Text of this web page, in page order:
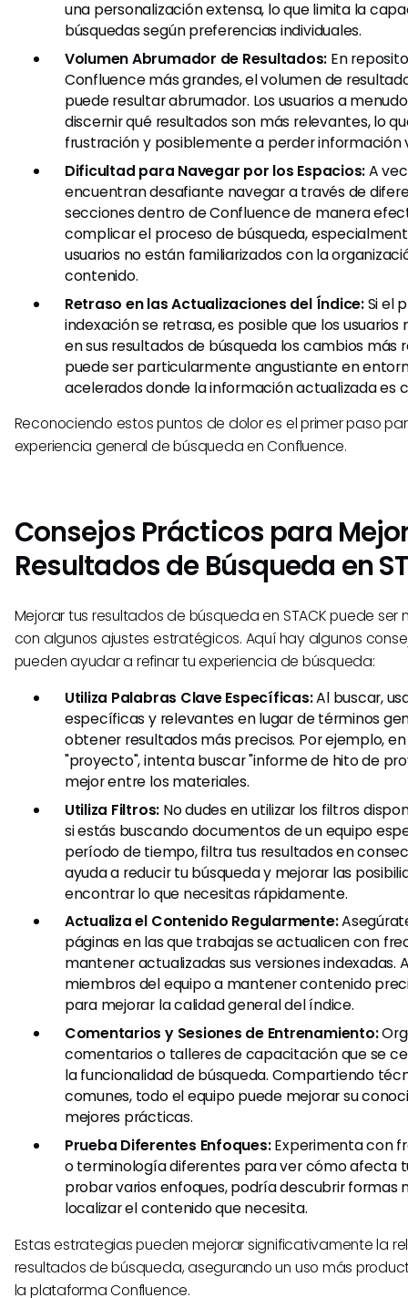
una personalización extensa, lo que limita la
búsquedas según preferencias individuales.
Volumen Abrumador de Resultados: En
Confluence más grandes, el volumen de
puede resultar abrumador. Los usuarios a
discernir qué resultados son más relevantes, lo
frustración y posiblemente a perder información
Dificultad para Navegar por los Espacios:A
encuentran desafiante navegar a través de
secciones dentro de Confluence de manera
complicar el proceso de búsqueda,
usuarios no están familiarizados con la
contenido.
Retraso en las Actualizaciones del Índice:Si el
indexación se retrasa, es posible que los usuarios
en sus resultados de búsqueda los cambios más
puede ser particularmente angustiante en
acelerados donde la información actualizada es
Reconociendo estos puntos de dolor es el primer paso
experiencia general de búsqueda en Confluence.
Consejos Prácticos para
Resultados de Búsqueda en
Mejorar tus resultados de búsqueda en STACK puede ser
con algunos ajustes estratégicos. Aquí hay algunos
pueden ayudar a refinar tu experiencia de búsqueda:
Utiliza Palabras Clave Específicas:Al buscar,
específicas y relevantes en lugar de términos
obtener resultados más precisos. Por ejemplo,
"proyecto", intenta buscar "informe de hito de
mejor entre los materiales.
Utiliza Filtros: No dudes en utilizar los filtros
si estás buscando documentos de un equipo
período de tiempo, filtra tus resultados en
ayuda a reducir tu búsqueda y mejorar las
encontrar lo que necesitas rápidamente.
Actualiza el Contenido Regularmente:
páginas en las que trabajas se actualicen con
mantener actualizadas sus versiones indexadas.
miembros del equipo a mantener contenido
para mejorar la calidad general del índice.
Comentarios y Sesiones de Entrenamiento:
comentarios o talleres de capacitación que se
la funcionalidad de búsqueda. Compartiendo
comunes, todo el equipo puede mejorar su
mejores prácticas.
Prueba Diferentes Enfoques:Experimenta con
o terminología diferentes para ver cómo afecta
probar varios enfoques, podría descubrir formas
localizar el contenido que necesita.
Estas estrategias pueden mejorar significativamente la
resultados de búsqueda, asegurando un uso más
la plataforma Confluence.